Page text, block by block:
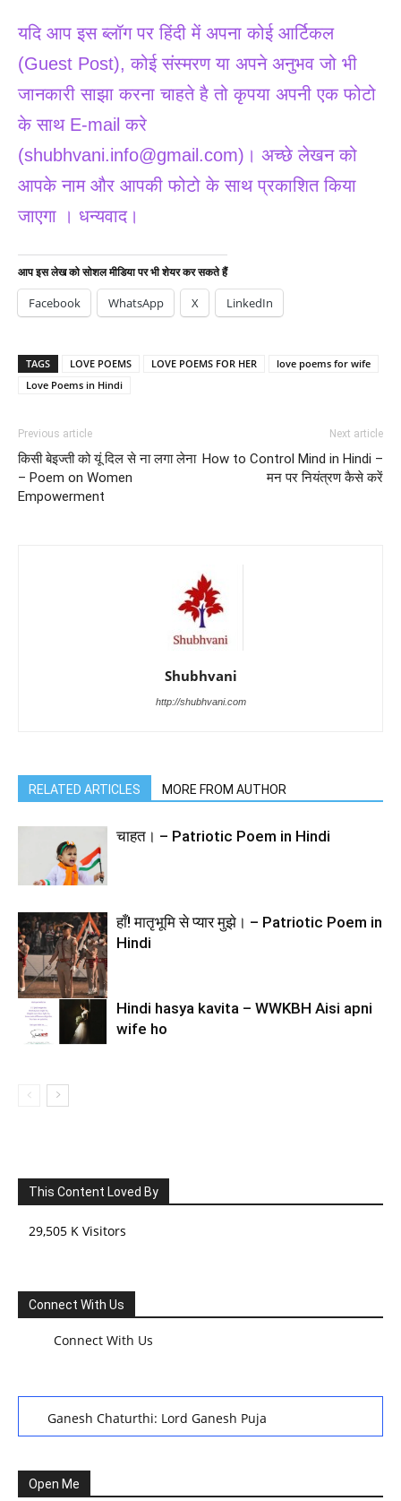
यदि आप इस ब्लॉग पर हिंदी में अपना कोई आर्टिकल
(Guest Post), कोई संस्मरण या अपने अनुभव जो भी
जानकारी साझा करना चाहते है तो कृपया अपनी एक फोटो
के साथ E-mail करे
(shubhvani.info@gmail.com)। अच्छे लेखन को
आपके नाम और आपकी फोटो के साथ प्रकाशित किया
जाएगा । धन्यवाद।
आप इस लेख को सोशल मीडिया पर भी शेयर कर सकते हैं
Facebook WhatsApp X LinkedIn
TAGS LOVE POEMS LOVE POEMS FOR HER
love poems for wife
Love Poems in Hindi
Previous article
किसी बेइज्ती को यूं दिल से ना लगा लेना
– Poem on Women
Empowerment
Next article
How to Control Mind in Hindi –
मन पर नियंत्रण कैसे करें
Shubhvani
http://shubhvani.com
RELATED ARTICLES MORE FROM AUTHOR
चाहत। – Patriotic Poem in Hindi
हाँ! मातृभूमि से प्यार मुझे। – Patriotic Poem in
Hindi
Hindi hasya kavita – WWKBH Aisi apni
wife ho
This Content Loved By
29,505 K Visitors
Connect With Us
Connect With Us
Ganesh Chaturthi: Lord Ganesh Puja
Festival: A Celebration of Tradition and Womanhood
Open Me